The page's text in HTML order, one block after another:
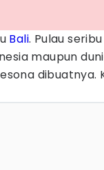
Bali. Pulau
maupun
dibuatnya.